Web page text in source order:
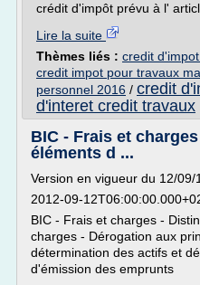
crédit d'impôt prévu à l'
Lire la suite
Thèmes liés : credit
credit impot pour travaux
personnel 2016 / credit
d'interet credit travaux
BIC - Frais et
éléments d ...
Version en vigueur du 12/09/
2012-09-
BIC - Frais et charges -
charges - Dérogation aux
détermination des actifs et
d'émission des emprunts